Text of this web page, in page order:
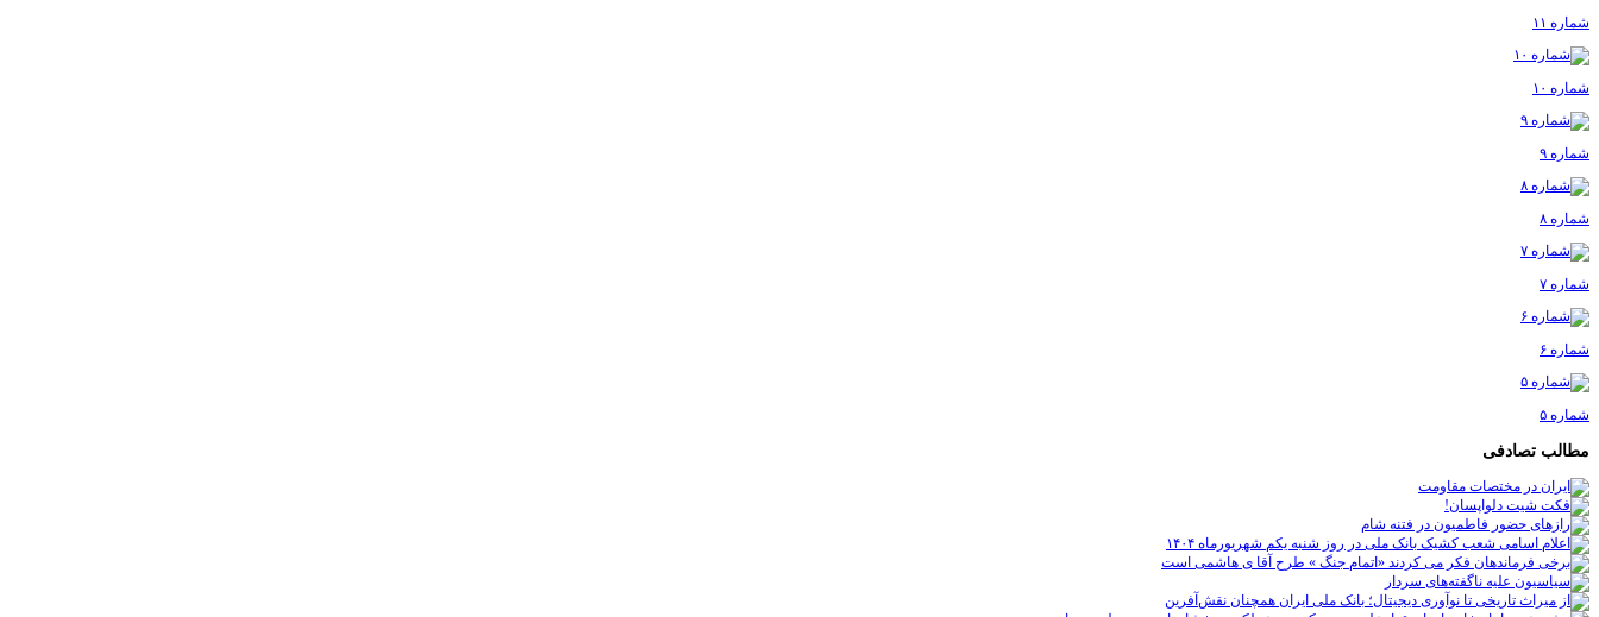
شماره ۱۱
شماره ۱۰
شماره ۹
شماره ۸
شماره ۷
شماره ۶
شماره ۵
مطالب تصادفی